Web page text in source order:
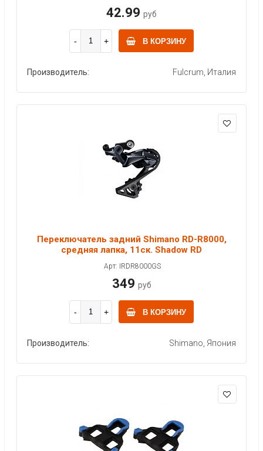
42.99 руб
В КОРЗИНУ
Производитель: Fulcrum, Италия
Переключатель задний Shimano RD-R8000,
средняя лапка, 11ск. Shadow RD
Арт: IRDR8000GS
349 руб
В КОРЗИНУ
Производитель: Shimano, Япония